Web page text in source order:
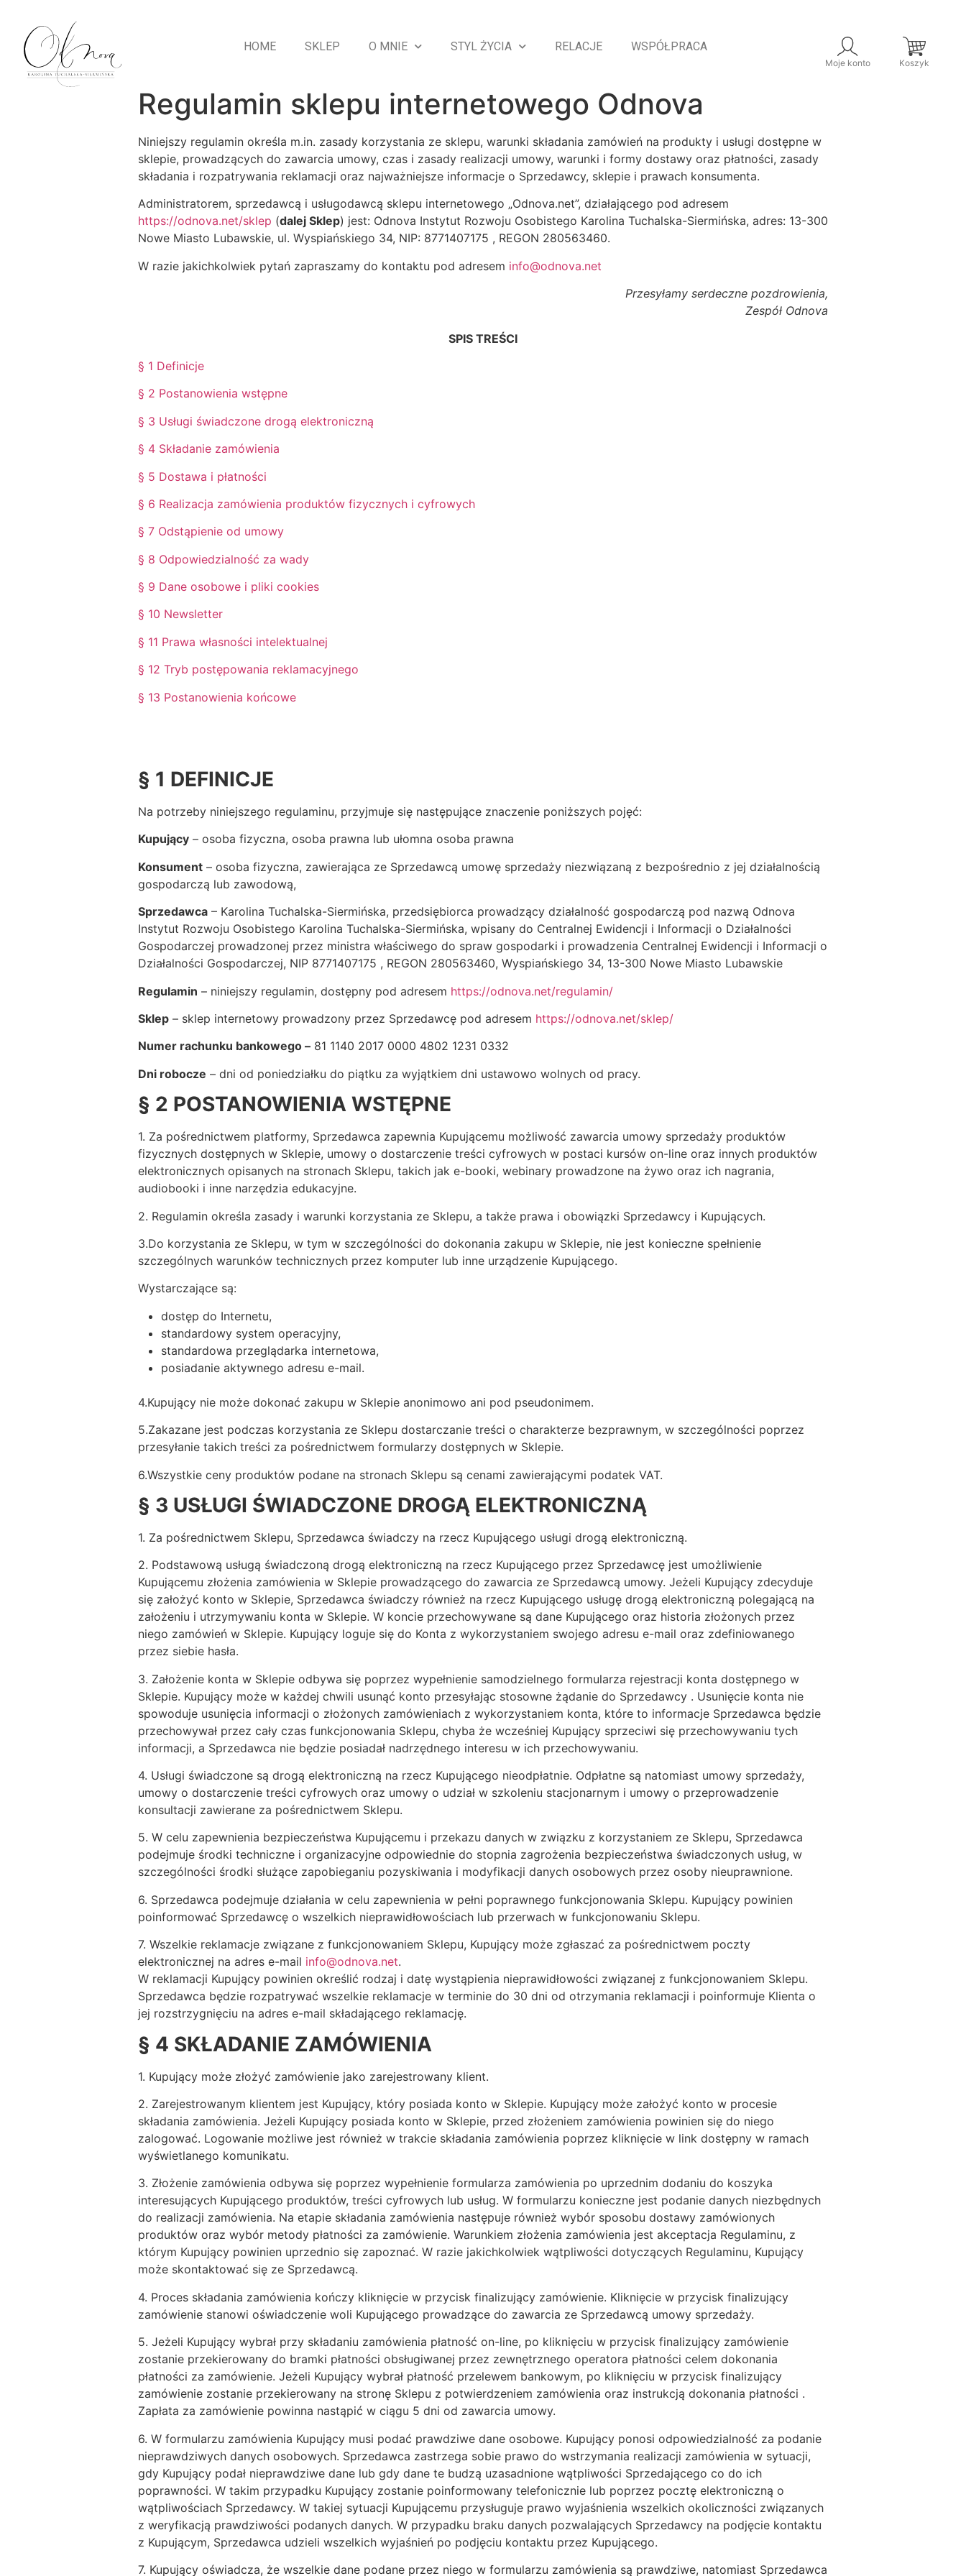
HOME SKLEP O MNIE STYL ŻYCIA RELACJE WSPÓŁPRACA
Moje konto Koszyk
Regulamin sklepu internetowego Odnova
Niniejszy regulamin określa m.in. zasady korzystania ze sklepu, warunki składania zamówień na produkty i usługi dostępne w
sklepie, prowadzących do zawarcia umowy, czas i zasady realizacji umowy, warunki i formy dostawy oraz płatności, zasady
składania i rozpatrywania reklamacji oraz najważniejsze informacje o Sprzedawcy, sklepie i prawach konsumenta.
Administratorem, sprzedawcą i usługodawcą sklepu internetowego „Odnova.net”, działającego pod adresem
https://odnova.net/sklep (dalej Sklep) jest: Odnova Instytut Rozwoju Osobistego Karolina Tuchalska-Siermińska, adres: 13-300
Nowe Miasto Lubawskie, ul. Wyspiańskiego 34, NIP: 8771407175 , REGON 280563460.
W razie jakichkolwiek pytań zapraszamy do kontaktu pod adresem info@odnova.net
Przesyłamy serdeczne pozdrowienia,
Zespół Odnova
SPIS TREŚCI
§ 1 Definicje
§ 2 Postanowienia wstępne
§ 3 Usługi świadczone drogą elektroniczną
§ 4 Składanie zamówienia
§ 5 Dostawa i płatności
§ 6 Realizacja zamówienia produktów fizycznych i cyfrowych
§ 7 Odstąpienie od umowy
§ 8 Odpowiedzialność za wady
§ 9 Dane osobowe i pliki cookies
§ 10 Newsletter
§ 11 Prawa własności intelektualnej
§ 12 Tryb postępowania reklamacyjnego
§ 13 Postanowienia końcowe
§ 1 DEFINICJE
Na potrzeby niniejszego regulaminu, przyjmuje się następujące znaczenie poniższych pojęć:
Kupujący – osoba fizyczna, osoba prawna lub ułomna osoba prawna
Konsument – osoba fizyczna, zawierająca ze Sprzedawcą umowę sprzedaży niezwiązaną z bezpośrednio z jej działalnością
gospodarczą lub zawodową,
Sprzedawca – Karolina Tuchalska-Siermińska, przedsiębiorca prowadzący działalność gospodarczą pod nazwą Odnova
Instytut Rozwoju Osobistego Karolina Tuchalska-Siermińska, wpisany do Centralnej Ewidencji i Informacji o Działalności
Gospodarczej prowadzonej przez ministra właściwego do spraw gospodarki i prowadzenia Centralnej Ewidencji i Informacji o
Działalności Gospodarczej, NIP 8771407175 , REGON 280563460, Wyspiańskiego 34, 13-300 Nowe Miasto Lubawskie
Regulamin – niniejszy regulamin, dostępny pod adresem https://odnova.net/regulamin/
Sklep – sklep internetowy prowadzony przez Sprzedawcę pod adresem https://odnova.net/sklep/
Numer rachunku bankowego – 81 1140 2017 0000 4802 1231 0332
Dni robocze – dni od poniedziałku do piątku za wyjątkiem dni ustawowo wolnych od pracy.
§ 2 POSTANOWIENIA WSTĘPNE
1. Za pośrednictwem platformy, Sprzedawca zapewnia Kupującemu możliwość zawarcia umowy sprzedaży produktów
fizycznych dostępnych w Sklepie, umowy o dostarczenie treści cyfrowych w postaci kursów on-line oraz innych produktów
elektronicznych opisanych na stronach Sklepu, takich jak e-booki, webinary prowadzone na żywo oraz ich nagrania,
audiobooki i inne narzędzia edukacyjne.
2. Regulamin określa zasady i warunki korzystania ze Sklepu, a także prawa i obowiązki Sprzedawcy i Kupujących.
3.Do korzystania ze Sklepu, w tym w szczególności do dokonania zakupu w Sklepie, nie jest konieczne spełnienie
szczególnych warunków technicznych przez komputer lub inne urządzenie Kupującego.
Wystarczające są:
dostęp do Internetu,
standardowy system operacyjny,
standardowa przeglądarka internetowa,
posiadanie aktywnego adresu e-mail.
4.Kupujący nie może dokonać zakupu w Sklepie anonimowo ani pod pseudonimem.
5.Zakazane jest podczas korzystania ze Sklepu dostarczanie treści o charakterze bezprawnym, w szczególności poprzez
przesyłanie takich treści za pośrednictwem formularzy dostępnych w Sklepie.
6.Wszystkie ceny produktów podane na stronach Sklepu są cenami zawierającymi podatek VAT.
§ 3 USŁUGI ŚWIADCZONE DROGĄ ELEKTRONICZNĄ
1. Za pośrednictwem Sklepu, Sprzedawca świadczy na rzecz Kupującego usługi drogą elektroniczną.
2. Podstawową usługą świadczoną drogą elektroniczną na rzecz Kupującego przez Sprzedawcę jest umożliwienie
Kupującemu złożenia zamówienia w Sklepie prowadzącego do zawarcia ze Sprzedawcą umowy. Jeżeli Kupujący zdecyduje
się założyć konto w Sklepie, Sprzedawca świadczy również na rzecz Kupującego usługę drogą elektroniczną polegającą na
założeniu i utrzymywaniu konta w Sklepie. W koncie przechowywane są dane Kupującego oraz historia złożonych przez
niego zamówień w Sklepie. Kupujący loguje się do Konta z wykorzystaniem swojego adresu e-mail oraz zdefiniowanego
przez siebie hasła.
3. Założenie konta w Sklepie odbywa się poprzez wypełnienie samodzielnego formularza rejestracji konta dostępnego w
Sklepie. Kupujący może w każdej chwili usunąć konto przesyłając stosowne żądanie do Sprzedawcy . Usunięcie konta nie
spowoduje usunięcia informacji o złożonych zamówieniach z wykorzystaniem konta, które to informacje Sprzedawca będzie
przechowywał przez cały czas funkcjonowania Sklepu, chyba że wcześniej Kupujący sprzeciwi się przechowywaniu tych
informacji, a Sprzedawca nie będzie posiadał nadrzędnego interesu w ich przechowywaniu.
4. Usługi świadczone są drogą elektroniczną na rzecz Kupującego nieodpłatnie. Odpłatne są natomiast umowy sprzedaży,
umowy o dostarczenie treści cyfrowych oraz umowy o udział w szkoleniu stacjonarnym i umowy o przeprowadzenie
konsultacji zawierane za pośrednictwem Sklepu.
5. W celu zapewnienia bezpieczeństwa Kupującemu i przekazu danych w związku z korzystaniem ze Sklepu, Sprzedawca
podejmuje środki techniczne i organizacyjne odpowiednie do stopnia zagrożenia bezpieczeństwa świadczonych usług, w
szczególności środki służące zapobieganiu pozyskiwania i modyfikacji danych osobowych przez osoby nieuprawnione.
6. Sprzedawca podejmuje działania w celu zapewnienia w pełni poprawnego funkcjonowania Sklepu. Kupujący powinien
poinformować Sprzedawcę o wszelkich nieprawidłowościach lub przerwach w funkcjonowaniu Sklepu.
7. Wszelkie reklamacje związane z funkcjonowaniem Sklepu, Kupujący może zgłaszać za pośrednictwem poczty
elektronicznej na adres e-mail info@odnova.net.
W reklamacji Kupujący powinien określić rodzaj i datę wystąpienia nieprawidłowości związanej z funkcjonowaniem Sklepu.
Sprzedawca będzie rozpatrywać wszelkie reklamacje w terminie do 30 dni od otrzymania reklamacji i poinformuje Klienta o
jej rozstrzygnięciu na adres e-mail składającego reklamację.
§ 4 SKŁADANIE ZAMÓWIENIA
1. Kupujący może złożyć zamówienie jako zarejestrowany klient.
2. Zarejestrowanym klientem jest Kupujący, który posiada konto w Sklepie. Kupujący może założyć konto w procesie
składania zamówienia. Jeżeli Kupujący posiada konto w Sklepie, przed złożeniem zamówienia powinien się do niego
zalogować. Logowanie możliwe jest również w trakcie składania zamówienia poprzez kliknięcie w link dostępny w ramach
wyświetlanego komunikatu.
3. Złożenie zamówienia odbywa się poprzez wypełnienie formularza zamówienia po uprzednim dodaniu do koszyka
interesujących Kupującego produktów, treści cyfrowych lub usług. W formularzu konieczne jest podanie danych niezbędnych
do realizacji zamówienia. Na etapie składania zamówienia następuje również wybór sposobu dostawy zamówionych
produktów oraz wybór metody płatności za zamówienie. Warunkiem złożenia zamówienia jest akceptacja Regulaminu, z
którym Kupujący powinien uprzednio się zapoznać. W razie jakichkolwiek wątpliwości dotyczących Regulaminu, Kupujący
może skontaktować się ze Sprzedawcą.
4. Proces składania zamówienia kończy kliknięcie w przycisk finalizujący zamówienie. Kliknięcie w przycisk finalizujący
zamówienie stanowi oświadczenie woli Kupującego prowadzące do zawarcia ze Sprzedawcą umowy sprzedaży.
5. Jeżeli Kupujący wybrał przy składaniu zamówienia płatność on-line, po kliknięciu w przycisk finalizujący zamówienie
zostanie przekierowany do bramki płatności obsługiwanej przez zewnętrznego operatora płatności celem dokonania
płatności za zamówienie. Jeżeli Kupujący wybrał płatność przelewem bankowym, po kliknięciu w przycisk finalizujący
zamówienie zostanie przekierowany na stronę Sklepu z potwierdzeniem zamówienia oraz instrukcją dokonania płatności .
Zapłata za zamówienie powinna nastąpić w ciągu 5 dni od zawarcia umowy.
6. W formularzu zamówienia Kupujący musi podać prawdziwe dane osobowe. Kupujący ponosi odpowiedzialność za podanie
nieprawdziwych danych osobowych. Sprzedawca zastrzega sobie prawo do wstrzymania realizacji zamówienia w sytuacji,
gdy Kupujący podał nieprawdziwe dane lub gdy dane te budzą uzasadnione wątpliwości Sprzedającego co do ich
poprawności. W takim przypadku Kupujący zostanie poinformowany telefonicznie lub poprzez pocztę elektroniczną o
wątpliwościach Sprzedawcy. W takiej sytuacji Kupującemu przysługuje prawo wyjaśnienia wszelkich okoliczności związanych
z weryfikacją prawdziwości podanych danych. W przypadku braku danych pozwalających Sprzedawcy na podjęcie kontaktu
z Kupującym, Sprzedawca udzieli wszelkich wyjaśnień po podjęciu kontaktu przez Kupującego.
7. Kupujący oświadcza, że wszelkie dane podane przez niego w formularzu zamówienia są prawdziwe, natomiast Sprzedawca